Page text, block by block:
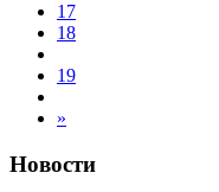
17
18
19
»
Новости